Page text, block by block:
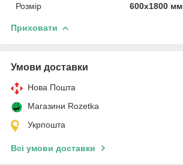
Розмір
600х1800 мм
Приховати
Умови доставки
Нова Пошта
Магазини Rozetka
Укрпошта
Всі умови доставки